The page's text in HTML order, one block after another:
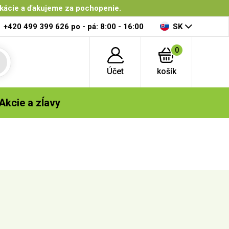
a ďakujeme za pochopenie.
+420 499 399 626 po - pá: 8:00 - 16:00 SK
Účet
0
košík
a zĺavy